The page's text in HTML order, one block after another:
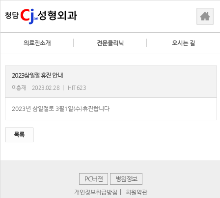
의료진소개 전문클리닉 오시는 길
2023삼일절 휴진 안내
이충재 2023.02.28 HIT 623
2023년 삼일절로 3월1일(수)휴진합니다
목록
PC버젼 병원정보
개인정보취급방침 회원약관